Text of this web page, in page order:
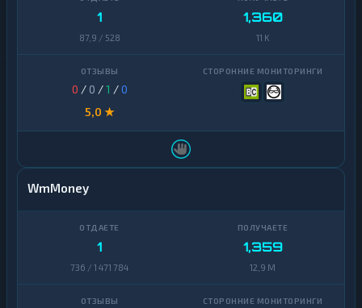
1
87,9 / 528
1,360
11 K
0 / 0 /1 /0
5,0 ★
WmMoney
1
736 / 1 471 784
1,359
12,9 M